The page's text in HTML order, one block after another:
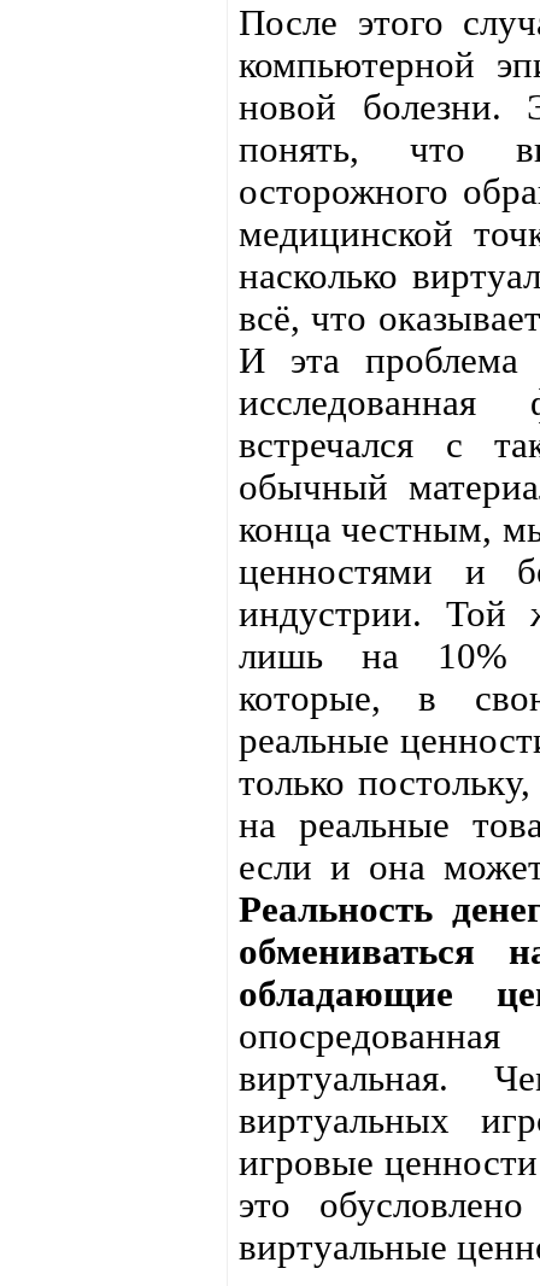
После этого
компьютерной
новой болезни.
понять, что
осторожного
медицинской
насколько
всё, что
И эта проблема
встречался с
обычный
конца честным,
ценностями и
индустрии. Той
лишь на 10%
которые, в
реальные
только
на реальные
если и она
Реальность
обмениваться
обладающие
виртуальных
игровые
это
виртуальные